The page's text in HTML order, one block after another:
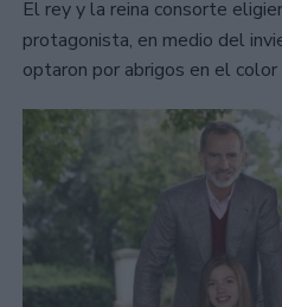
El rey y la reina consorte
protagonista, en medio del
optaron por abrigos en el color